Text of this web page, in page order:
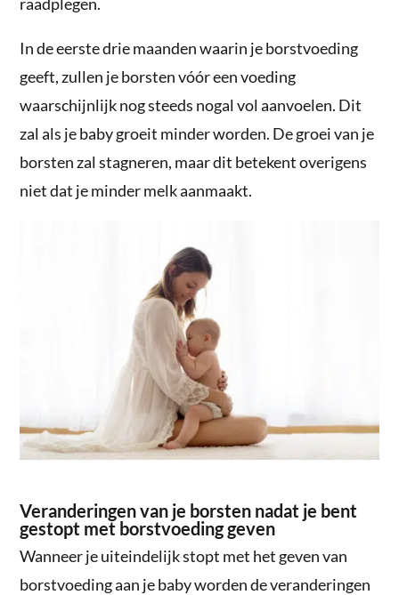
In de eerste drie maanden waarin je borstvoeding
geeft, zullen je borsten vóór een voeding
waarschijnlijk nog steeds nogal vol aanvoelen. Dit
zal als je baby groeit minder worden. De groei van je
borsten zal stagneren, maar dit betekent overigens
niet dat je minder melk aanmaakt.
Veranderingen van je borsten nadat je bent
gestopt met borstvoeding geven
Wanneer je uiteindelijk stopt met het geven van
borstvoeding aan je baby worden de veranderingen